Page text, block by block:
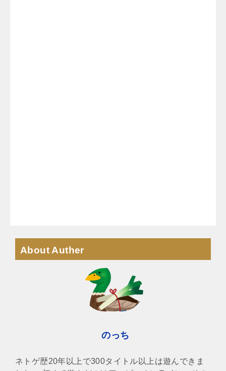
About Auther
のっち
ネトゲ歴20年以上で300タイトル以上は遊んできま